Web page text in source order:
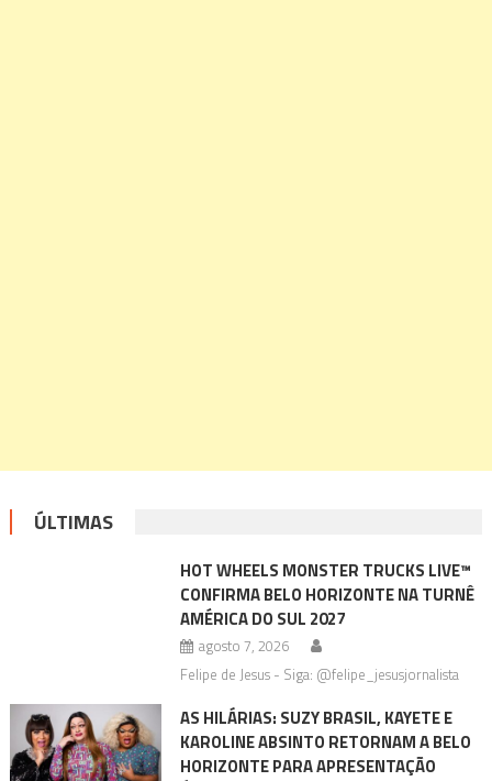
ÚLTIMAS
HOT WHEELS MONSTER TRUCKS LIVE™
CONFIRMA BELO HORIZONTE NA TURNÊ
AMÉRICA DO SUL 2027
agosto 7, 2026
Felipe de Jesus - Siga: @felipe_jesusjornalista
AS HILÁRIAS: SUZY BRASIL, KAYETE E
KAROLINE ABSINTO RETORNAM A BELO
HORIZONTE PARA APRESENTAÇÃO